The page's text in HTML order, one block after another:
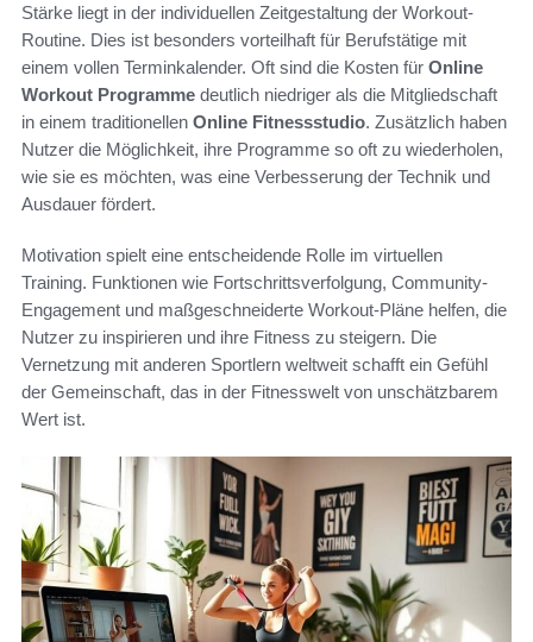
Stärke liegt in der individuellen Zeitgestaltung der Workout-
Routine. Dies ist besonders vorteilhaft für Berufstätige mit
einem vollen Terminkalender. Oft sind die Kosten für Online
Workout Programme deutlich niedriger als die Mitgliedschaft
in einem traditionellen Online Fitnessstudio. Zusätzlich haben
Nutzer die Möglichkeit, ihre Programme so oft zu wiederholen,
wie sie es möchten, was eine Verbesserung der Technik und
Ausdauer fördert.
Motivation spielt eine entscheidende Rolle im virtuellen
Training. Funktionen wie Fortschrittsverfolgung, Community-
Engagement und maßgeschneiderte Workout-Pläne helfen, die
Nutzer zu inspirieren und ihre Fitness zu steigern. Die
Vernetzung mit anderen Sportlern weltweit schafft ein Gefühl
der Gemeinschaft, das in der Fitnesswelt von unschätzbarem
Wert ist.